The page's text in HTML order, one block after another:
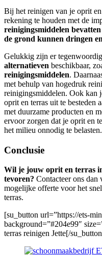
Bij het reinigen van je oprit
rekening te houden met de
reinigingsmiddelen
de grond kunnen dringen
Gelukkig zijn er
alternatieven beschikbaar,
reinigingsmiddelen.
met behulp van hogedruk
reinigingsmiddelen. Ook kan
oprit en terras uit te besteden
met duurzame producten en
ervoor zorgen dat je oprit en
het milieu onnodig te belasten.
Conclusie
Wil je jouw oprit en terras
tevoren? Contacteer ons
mogelijke offerte voor het
terras.
[su_button url=”https://ets-
background=”#204e99″
terras reinigen Jette[/